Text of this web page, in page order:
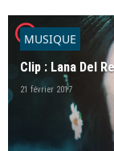
player2
MUSIQUE
Clip : Lana Del
21 février 2017